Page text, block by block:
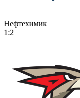
Нефтехимик
1:2